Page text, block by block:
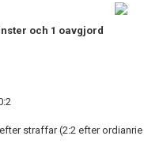
och 1 oavgjord
efter straffar (2:2 efter